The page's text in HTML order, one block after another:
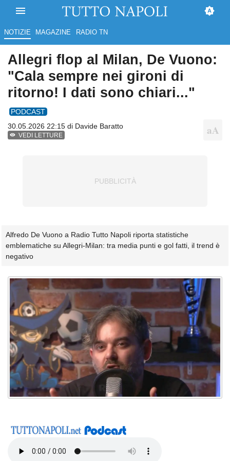
NOTIZIE MAGAZINE RADIO TN
Allegri flop al Milan, De Vuono:
"Cala sempre nei gironi di
ritorno! I dati sono chiari..."
PODCAST
30.05.2026 22:15 di Davide Baratto
VEDI LETTURE
Alfredo De Vuono a Radio Tutto Napoli riporta statistiche
emblematiche su Allegri-Milan: tra media punti e gol fatti, il trend è
negativo